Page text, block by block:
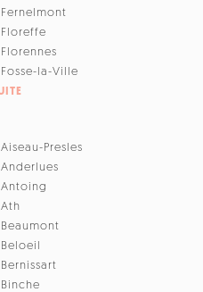
la-Ville
Presles